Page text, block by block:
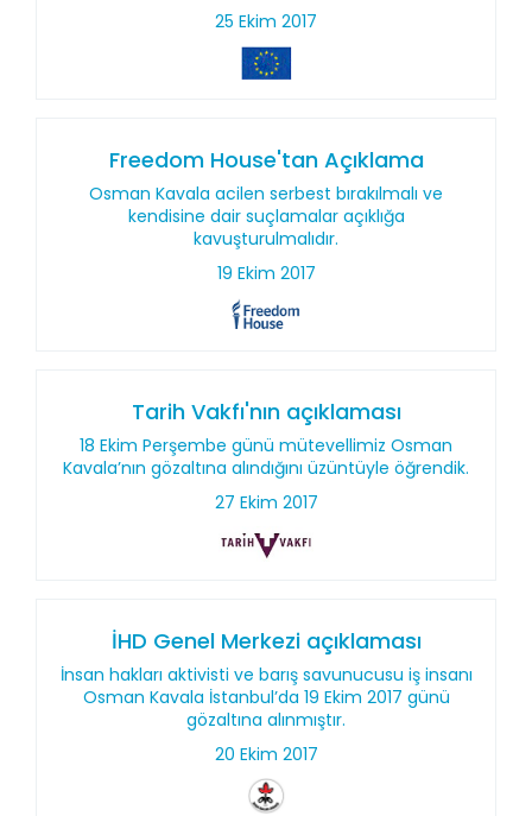
25 Ekim 2017
Freedom House'tan Açıklama
Osman Kavala acilen serbest bırakılmalı ve
kendisine dair suçlamalar açıklığa
kavuşturulmalıdır.
19 Ekim 2017
Tarih Vakfı'nın açıklaması
18 Ekim Perşembe günü mütevellimiz Osman
Kavala’nın gözaltına alındığını üzüntüyle öğrendik.
27 Ekim 2017
İHD Genel Merkezi açıklaması
İnsan hakları aktivisti ve barış savunucusu iş insanı
Osman Kavala İstanbul’da 19 Ekim 2017 günü
gözaltına alınmıştır.
20 Ekim 2017